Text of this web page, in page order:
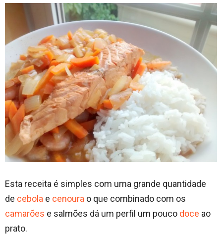
Esta receita é simples com uma grande quantidade
de cebola e cenoura o que combinado com os
camarões e salmões dá um perfil um pouco doce ao
prato.